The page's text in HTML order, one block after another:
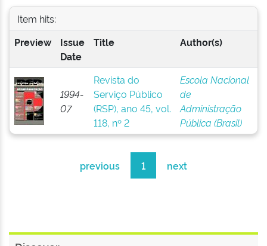
Item hits:
Preview
Issue
Date
Title Author(s)
1994-
07
Revista do
Serviço Público
(RSP), ano 45, vol.
118, nº 2
Escola Nacional
de
Administração
Pública (Brasil)
previous 1 next